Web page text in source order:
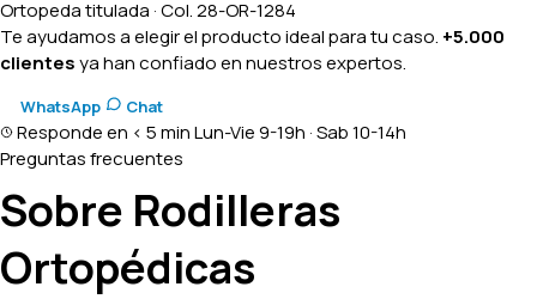
Ortopeda titulada · Col. 28-OR-1284
Te ayudamos a elegir el producto ideal para tu caso. +5.000
clientesya han confiado en nuestros expertos.
WhatsApp Chat
Responde en < 5 minLun-Vie 9-19h · Sab 10-14h
Preguntas frecuentes
Sobre Rodilleras
Ortopédicas